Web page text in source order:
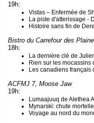
19h:
Vistas – Enfermée de
La piste d'atterissage -
Histoire sans fin de
Bistro du Carrefour des
18h:
La dernière clé de
Rien sur les mocassins
Les canadiens français
ACFMJ 7, Moose Jaw
19h:
Lumaajuuq de Alethea
Mynarski: chute
Voyage au nord du